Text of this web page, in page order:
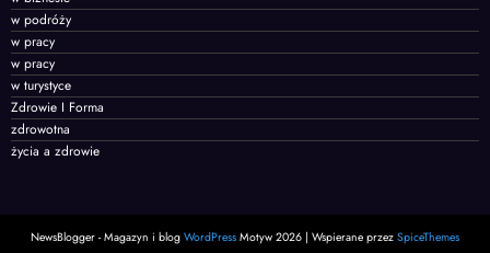
w podróży
w pracy
w pracy
w turystyce
Zdrowie I Forma
zdrowotna
życia a zdrowie
NewsBlogger - Magazyn i blog WordPress Motyw 2026 | Wspierane przez SpiceThemes